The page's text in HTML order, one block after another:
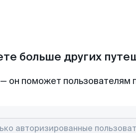
больше других
он поможет пользователям